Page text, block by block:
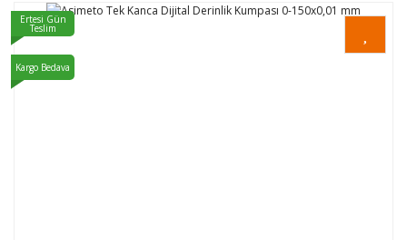
Ertesi Gün
Teslim
Kargo Bedava